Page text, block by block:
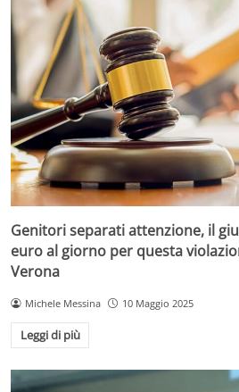
Genitori separati attenzione, il
euro al giorno per questa
Verona
Michele Messina 10 Maggio 2025
Leggi di più